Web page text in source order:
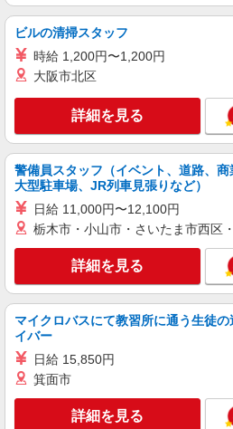
半導体装置の部品
時給1300円 ※交
【月収例】25.0万円
キープ
パーソルファクトリーパートナーズ株式
品質管理・検品・
時給1500円 ※交
【月収例】22.8万円
兵庫県丹波篠山市
キープ
派遣社員
株式会社グロップ 神戸オフィス
ター
時給1,700円〜
ビルの清掃スタッフ
時給 1,200円〜1,200円
大阪市北区
詳細を見る
警備員スタッフ（イベント、道路、商
大型駐車場、JR列車見張りなど）
日給 11,000円〜12,100円
栃木市・小山市・さいたま市西区
詳細を見る
マイクロバスにて教習所に通う生徒の
イバー
日給 15,850円
箕面市
詳細を見る